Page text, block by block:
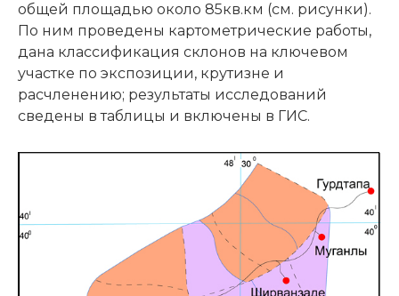
общей площадью около 85кв.км (см. рисунки).
По ним проведены картометрические работы,
дана классификация склонов на ключевом
участке по экспозиции, крутизне и
расчленению; результаты исследований
сведены в таблицы и включены в ГИС.